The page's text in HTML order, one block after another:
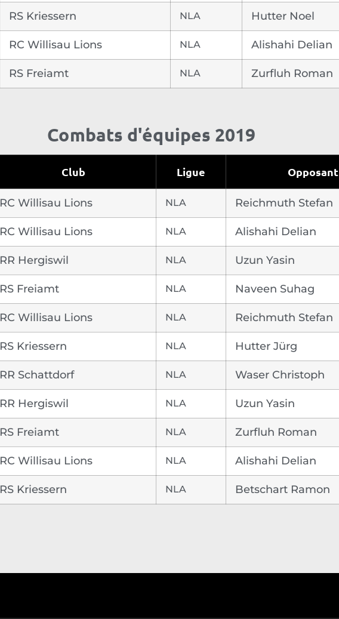
RS Kriessern NLA Hutter Noel
RC Willisau Lions NLA Alishahi Delian
RS Freiamt NLA Zurfluh Roman
Combats d'équipes 2019
Club Ligue Opposant
RC Willisau Lions NLA Reichmuth Stefan
RC Willisau Lions NLA Alishahi Delian
RR Hergiswil NLA Uzun Yasin
RS Freiamt NLA Naveen Suhag
RC Willisau Lions NLA Reichmuth Stefan
RS Kriessern NLA Hutter Jürg
RR Schattdorf NLA Waser Christoph
RR Hergiswil NLA Uzun Yasin
RS Freiamt NLA Zurfluh Roman
RC Willisau Lions NLA Alishahi Delian
RS Kriessern NLA Betschart Ramon